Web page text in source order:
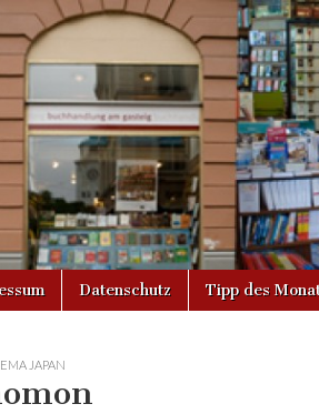
Datenschutz Tipp des
JAPAN